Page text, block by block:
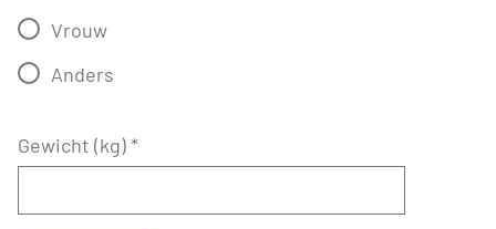
Vrouw
Anders
Gewicht (kg)*